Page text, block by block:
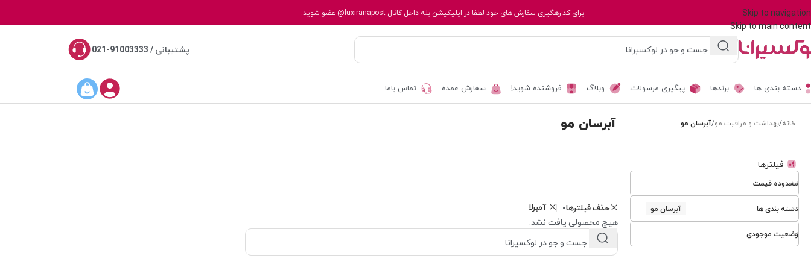
Skip to navigation
Skip to main content
برای کد رهگیری سفارش های خود لطفا در اپلیکیشن بله داخل کانال@luxiranapost عضو شوید.
پشتیبانی / 91003333-021
دسته بندی ها برندها پیگیری مرسولات وبلاگ فروشنده شوید! سفارش عمده تماس باما
خانه/بهداشت و مراقبت مو/آبرسان مو آبرسان مو
فیلترها
محدوده قیمت
دسته بندی ها آبرسان مو
وضعیت موجودی
حذف فیلترها آمبرلا
هیچ محصولی یافت نشد.